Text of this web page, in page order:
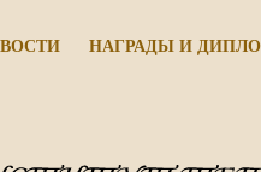
НАГРАДЫ И